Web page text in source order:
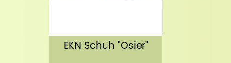
EKN Schuh "Osier"